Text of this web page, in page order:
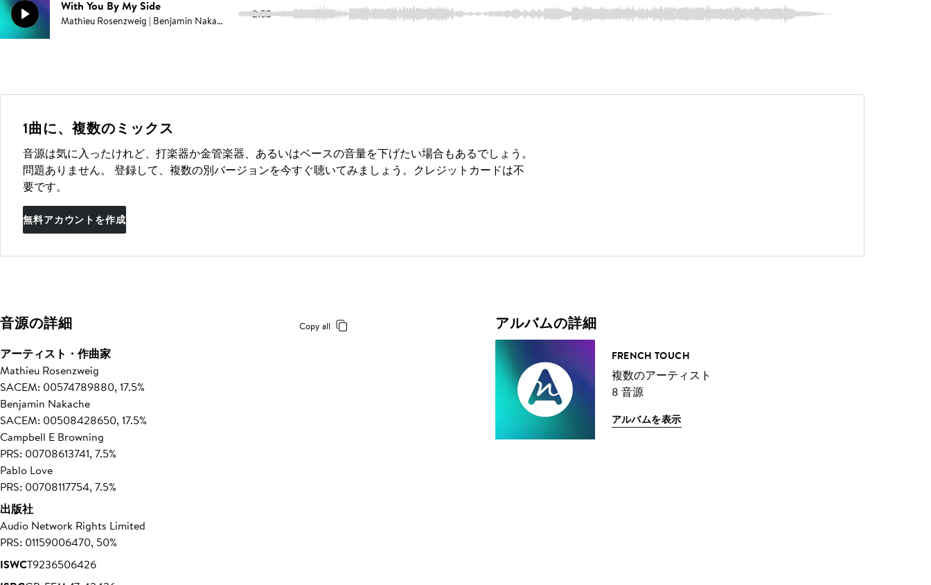
With You By My Side
Mathieu Rosenzweig | Benjamin Nakache | Campbell E Browning | Pablo Love 2:53
1曲に、複数のミックス
音源は気に入ったけれど、打楽器か金管楽器、あるいはベースの音量を下げたい場合もあるでしょう。
問題ありません。 登録して、複数の別バージョンを今すぐ聴いてみましょう。クレジットカードは不
要です。
無料アカウントを作成
音源の詳細 Copy all
アーティスト・作曲家
Mathieu Rosenzweig
SACEM: 00574789880, 17.5%
Benjamin Nakache
SACEM: 00508428650, 17.5%
Campbell E Browning
PRS: 00708613741, 7.5%
Pablo Love
PRS: 00708117754, 7.5%
出版社
Audio Network Rights Limited
PRS: 01159006470, 50%
ISWCT9236506426
アルバムの詳細
FRENCH TOUCH
複数のアーティスト
8 音源
アルバムを表示